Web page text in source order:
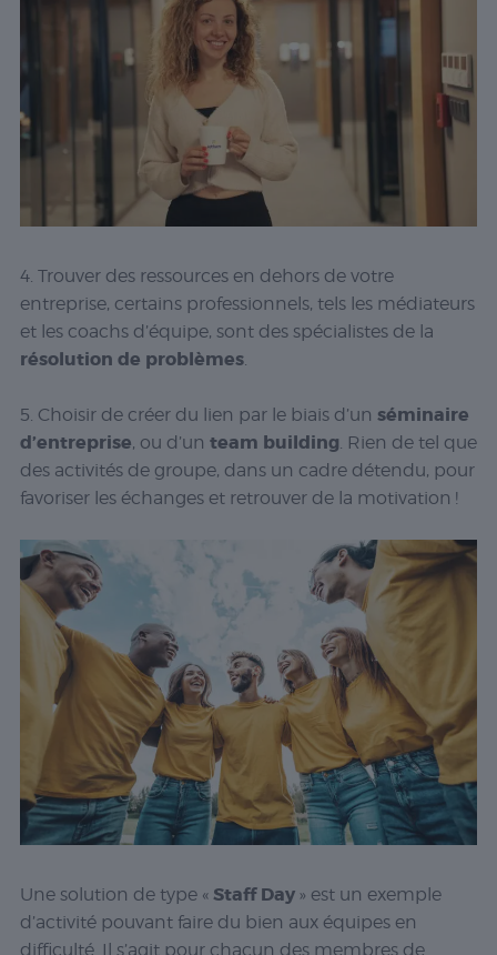
4. Trouver des ressources en dehors de votre
entreprise, certains professionnels, tels les médiateurs
et les coachs d’équipe, sont des spécialistes de la
résolution de problèmes.
5. Choisir de créer du lien par le biais d’un séminaire
d’entreprise, ou d’un team building. Rien de tel que
des activités de groupe, dans un cadre détendu, pour
favoriser les échanges et retrouver de la motivation !
Une solution de type « Staff Day» est un exemple
d’activité pouvant faire du bien aux équipes en
difficulté. Il s’agit pour chacun des membres de